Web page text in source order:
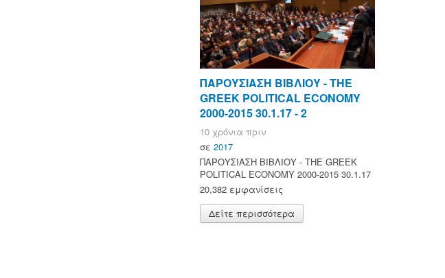
ΠΑΡΟΥΣΙΑΣΗ ΒΙΒΛΙΟΥ - ΤΗΕ
GREEK POLITICAL ECONOMY
2000-2015 30.1.17 - 2
10 χρόνια πριν
σε 2017
ΠΑΡΟΥΣΙΑΣΗ ΒΙΒΛΙΟΥ - ΤΗΕ GREEK
POLITICAL ECONOMY 2000-2015 30.1.17
20,382 εμφανίσεις
Δείτε περισσότερα